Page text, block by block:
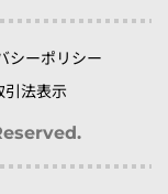
シーポリシー
引法表示